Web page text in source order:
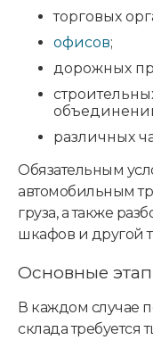
торговых
офисов;
дорожных
различных
Обязательным
автомобильным
груза, а также
шкафов и другой
Основные
В каждом случае
склада требуется